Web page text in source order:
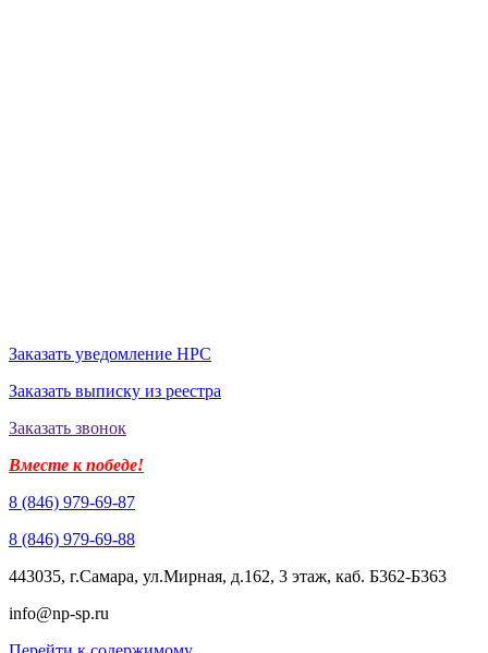
Заказать уведомление НРС
Заказать выписку из реестра
Заказать звонок
Вместе к победе!
8 (846) 979-69-87
8 (846) 979-69-88
443035, г.Самара, ул.Мирная, д.162, 3 этаж, каб. Б362-Б363
info@np-sp.ru